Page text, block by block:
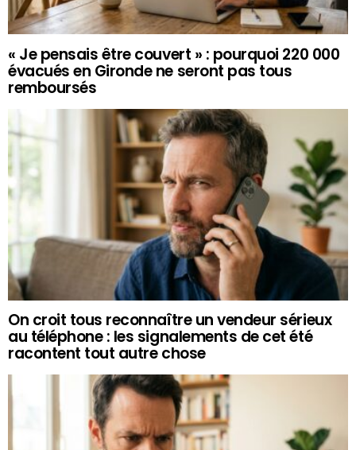
« Je pensais être couvert » : pourquoi 220 000
évacués en Gironde ne seront pas tous
remboursés
On croit tous reconnaître un vendeur sérieux
au téléphone : les signalements de cet été
racontent tout autre chose